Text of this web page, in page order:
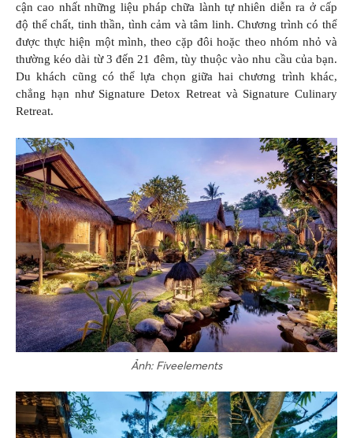
cận cao nhất những liệu pháp chữa lành tự nhiên diễn ra ở cấp
độ thể chất, tinh thần, tình cảm và tâm linh. Chương trình có thể
được thực hiện một mình, theo cặp đôi hoặc theo nhóm nhỏ và
thường kéo dài từ 3 đến 21 đêm, tùy thuộc vào nhu cầu của bạn.
Du khách cũng có thể lựa chọn giữa hai chương trình khác,
chẳng hạn như Signature Detox Retreat và Signature Culinary
Retreat.
Ảnh: Fiveelements